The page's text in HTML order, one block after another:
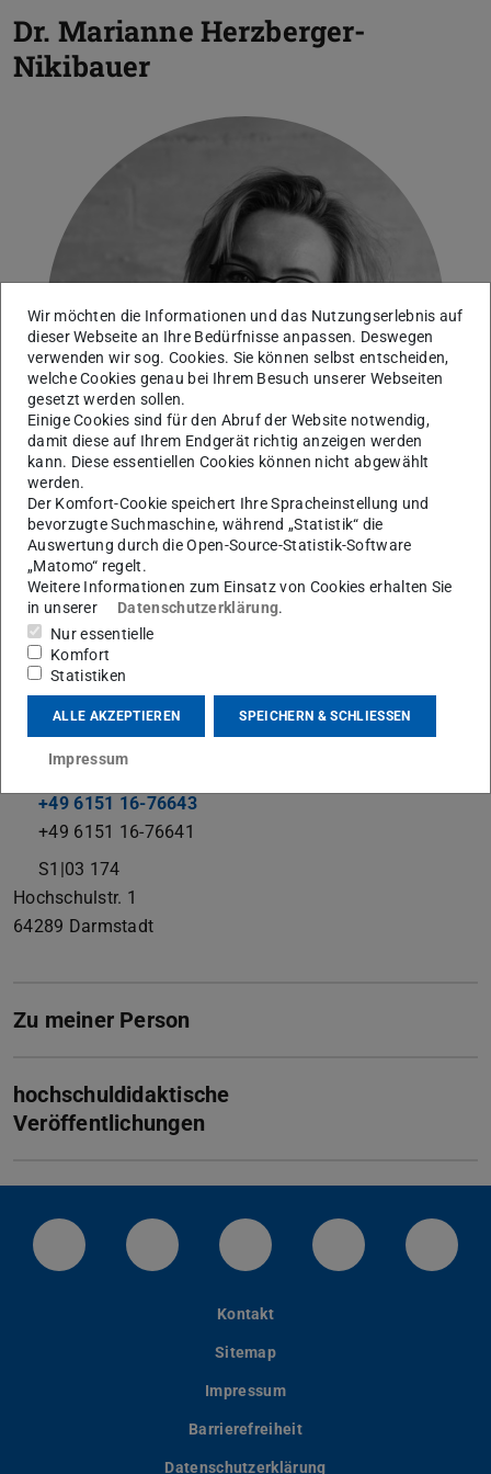
Dr. Marianne Herzberger-
Nikibauer
Bild: HDA
Arbeitsbereich Schlüsselkompetenzen
Arbeitsgebiet(e)
Qualifizierung von Teamtutor*innen, Didaktische
Begleitung von Studienprojekten
marianne.herzberger-nikibauer@tu-...
+49 6151 16-76643
+49 6151 16-76641
S1|03 174
Hochschulstr. 1
64289 Darmstadt
Zu meiner Person
hochschuldidaktische
Veröffentlichungen
LinkedIn-Seite der TU Darmstadt
Instagram-Kanal der TU
Bluesky-Kanal der TU
Facebook-
Kontakt
Sitemap
Impressum
Barrierefreiheit
Datenschutzerklärung
Wir möchten die Informationen und das Nutzungserlebnis auf
dieser Webseite an Ihre Bedürfnisse anpassen. Deswegen
verwenden wir sog. Cookies. Sie können selbst entscheiden,
welche Cookies genau bei Ihrem Besuch unserer Webseiten
gesetzt werden sollen.
Einige Cookies sind für den Abruf der Website notwendig,
damit diese auf Ihrem Endgerät richtig anzeigen werden
kann. Diese essentiellen Cookies können nicht abgewählt
werden.
Der Komfort-Cookie speichert Ihre Spracheinstellung und
bevorzugte Suchmaschine, während „Statistik“ die
Auswertung durch die Open-Source-Statistik-Software
„Matomo“ regelt.
Weitere Informationen zum Einsatz von Cookies erhalten Sie
in unserer
Datenschutzerklärung.
Nur essentielle
Komfort
Statistiken
ALLE AKZEPTIEREN SPEICHERN & SCHLIESSEN
Impressum